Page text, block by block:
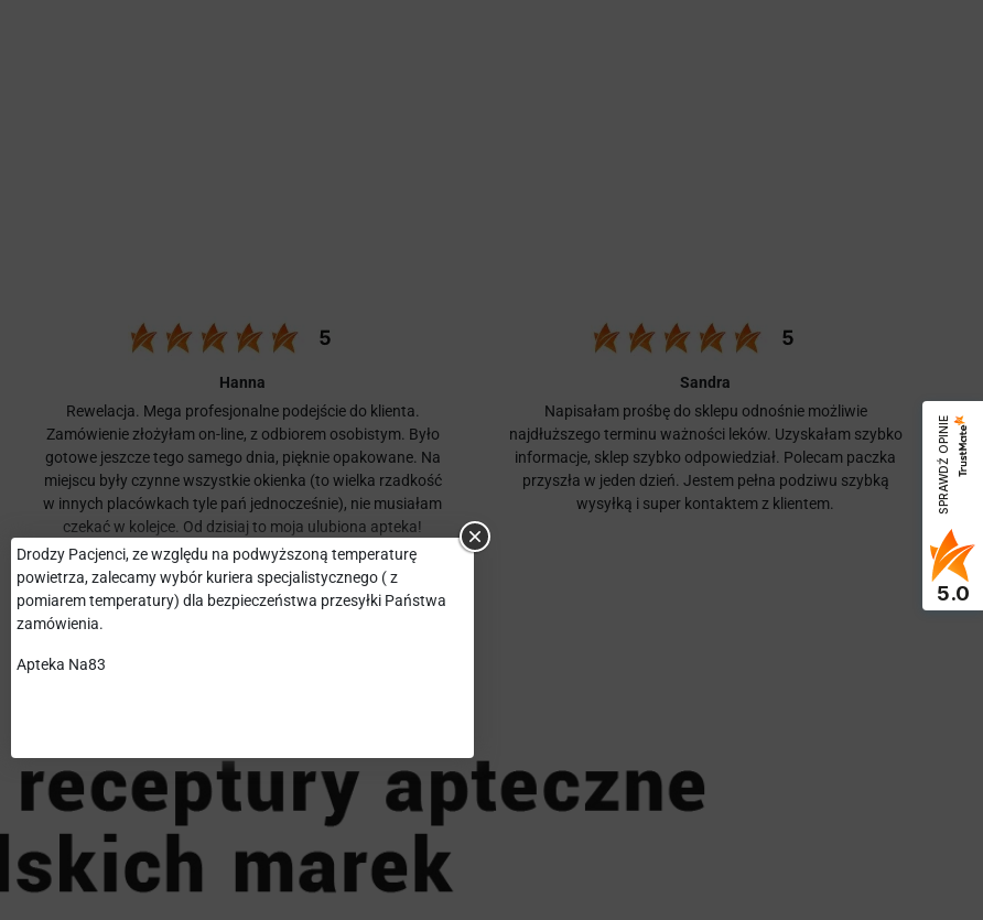
Hanna
Rewelacja. Mega profesjonalne podejście do klienta.
Zamówienie złożyłam on-line, z odbiorem osobistym. Było
gotowe jeszcze tego samego dnia, pięknie opakowane. Na
miejscu były czynne wszystkie okienka (to wielka rzadkość
w innych placówkach tyle pań jednocześnie), nie musiałam
czekać w kolejce. Od dzisiaj to moja ulubiona apteka!
Sandra
Napisałam prośbę do sklepu odnośnie możliwie
najdłuższego terminu ważności leków. Uzyskałam szybko
informacje, sklep szybko odpowiedział. Polecam paczka
przyszła w jeden dzień. Jestem pełna podziwu szybką
wysyłką i super kontaktem z klientem.
SPRAWDŹ OPINIE
5.0
Drodzy Pacjenci, ze względu na podwyższoną temperaturę
powietrza, zalecamy wybór kuriera specjalistycznego ( z
pomiarem temperatury) dla bezpieczeństwa przesyłki Państwa
zamówienia.
Apteka Na83